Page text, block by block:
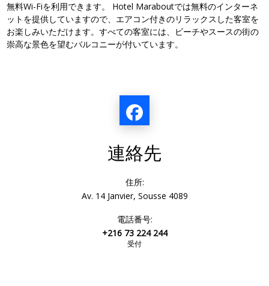
無料Wi-Fiを利用できます。 Hotel Maraboutでは無料のインターネ
ットを提供していますので、エアコン付きのリラックスした客室を
お楽しみいただけます。すべての客室には、ビーチやスースの街の
崇高な景色を望むバルコニーが付いています。
連絡先
住所:
Av. 14 Janvier, Sousse 4089
電話番号:
+216 73 224 244
受付